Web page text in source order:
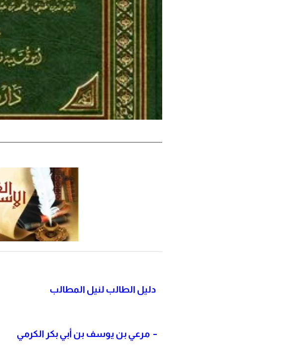
دليل الطالب لنيل المطالب
– مرعي بن يوسف بن أبي بكر الكرمي